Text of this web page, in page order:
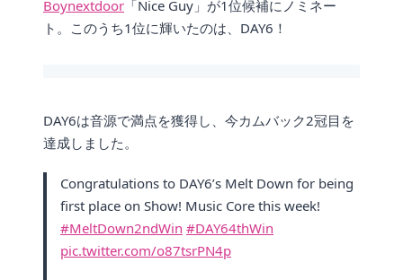
Boynextdoor 「Nice Guy」が1位候補にノミネー
ト。このうち1位に輝いたのは、DAY6！
DAY6は音源で満点を獲得し、今カムバック2冠目を
達成しました。
Congratulations to DAY6’s Melt Down for being
first place on Show! Music Core this week!
#MeltDown2ndWin #DAY64thWin
pic.twitter.com/o87tsrPN4p